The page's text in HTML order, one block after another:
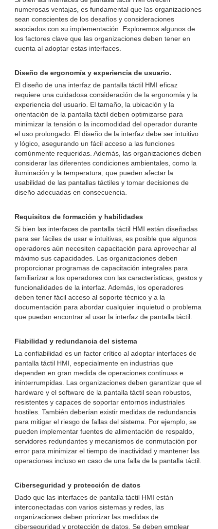
numerosas ventajas, es fundamental que las organizaciones
sean conscientes de los desafíos y consideraciones
asociados con su implementación. Exploremos algunos de
los factores clave que las organizaciones deben tener en
cuenta al adoptar estas interfaces.
Diseño de ergonomía y experiencia de usuario.
El diseño de una interfaz de pantalla táctil HMI eficaz
requiere una cuidadosa consideración de la ergonomía y la
experiencia del usuario. El tamaño, la ubicación y la
orientación de la pantalla táctil deben optimizarse para
minimizar la tensión o la incomodidad del operador durante
el uso prolongado. El diseño de la interfaz debe ser intuitivo
y lógico, asegurando un fácil acceso a las funciones
comúnmente requeridas. Además, las organizaciones deben
considerar las diferentes condiciones ambientales, como la
iluminación y la temperatura, que pueden afectar la
usabilidad de las pantallas táctiles y tomar decisiones de
diseño adecuadas en consecuencia.
Requisitos de formación y habilidades
Si bien las interfaces de pantalla táctil HMI están diseñadas
para ser fáciles de usar e intuitivas, es posible que algunos
operadores aún necesiten capacitación para aprovechar al
máximo sus capacidades. Las organizaciones deben
proporcionar programas de capacitación integrales para
familiarizar a los operadores con las características, gestos y
funcionalidades de la interfaz. Además, los operadores
deben tener fácil acceso al soporte técnico y a la
documentación para abordar cualquier inquietud o problema
que puedan encontrar al usar la interfaz de pantalla táctil.
Fiabilidad y redundancia del sistema
La confiabilidad es un factor crítico al adoptar interfaces de
pantalla táctil HMI, especialmente en industrias que
dependen en gran medida de operaciones continuas e
ininterrumpidas. Las organizaciones deben garantizar que el
hardware y el software de la pantalla táctil sean robustos,
resistentes y capaces de soportar entornos industriales
hostiles. También deberían existir medidas de redundancia
para mitigar el riesgo de fallas del sistema. Por ejemplo, se
pueden implementar fuentes de alimentación de respaldo,
servidores redundantes y mecanismos de conmutación por
error para minimizar el tiempo de inactividad y mantener las
operaciones incluso en caso de una falla de la pantalla táctil.
Ciberseguridad y protección de datos
Dado que las interfaces de pantalla táctil HMI están
interconectadas con varios sistemas y redes, las
organizaciones deben priorizar las medidas de
ciberseguridad y protección de datos. Se deben emplear